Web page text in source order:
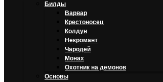
Билды
Варвар
Крестоносец
Колдун
Некромант
Чародей
Монах
Охотник на демонов
Основы